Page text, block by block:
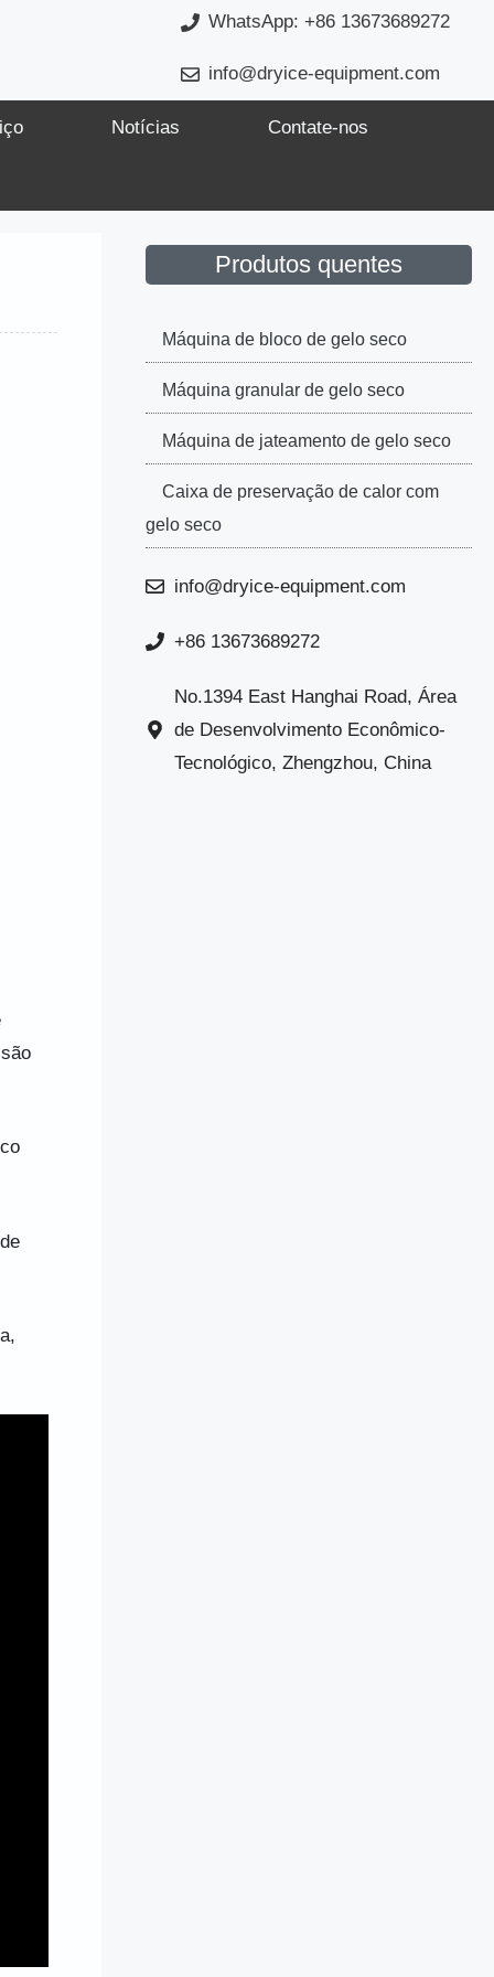
WhatsApp: +86 13673689272
info@dryice-equipment.com
Notícias Contate-nos
Produtos quentes
Máquina de bloco de gelo seco
Máquina granular de gelo seco
Máquina de jateamento de gelo seco
Caixa de preservação de calor com
gelo seco
info@dryice-equipment.com
+86 13673689272
No.1394 East Hanghai Road, Área
de Desenvolvimento Econômico-
Tecnológico, Zhengzhou, China